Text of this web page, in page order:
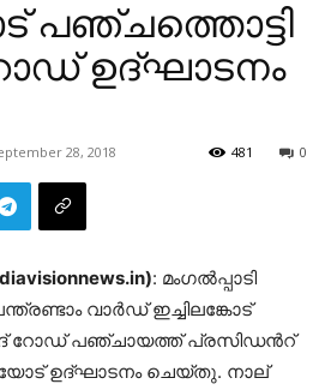
പഞ്ചത്തൊട്ടി
ഉദ്ഘാടനം
28, 2018 0
481
: മംഗൽപ്പാടി
വാർഡ് ഇച്ചിലങ്കോട്
റോഡ് പഞ്ചായത്ത് പ്രസിഡൻറ്
ഉദ്ഘാടനം ചെയ്തു. നാല്